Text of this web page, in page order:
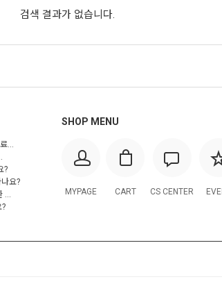
검색 결과가 없습니다.
...
?
요?
...
?
SHOP MENU
MYPAGE CART CS CENTER